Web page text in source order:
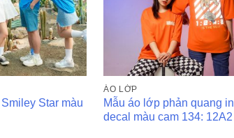
Star màu
ÁO LỚP
Mẫu áo lớp phản quang in
decal màu cam 134: 12A2